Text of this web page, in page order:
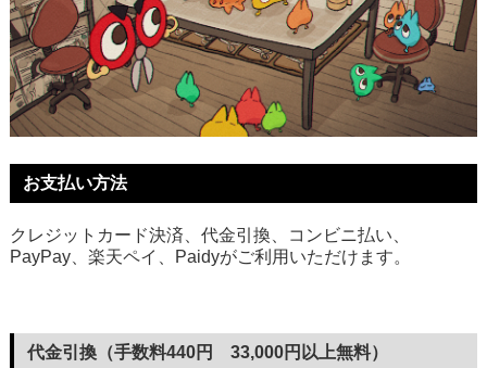
お支払い方法
クレジットカード決済、代金引換、コンビニ払い、
PayPay、楽天ペイ、Paidyがご利用いただけます。
代金引換（手数料440円 33,000円以上無料）